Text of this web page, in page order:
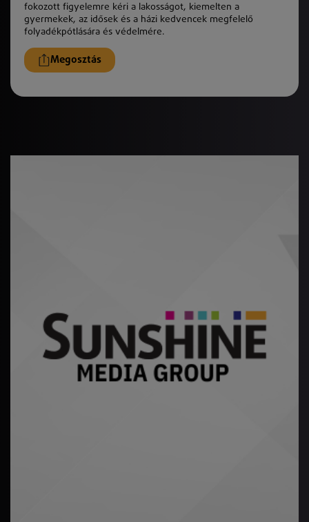
fokozott figyelemre kéri a lakosságot, kiemelten a
gyermekek, az idősek és a házi kedvencek megfelelő
folyadékpótlására és védelmére.
Megosztás